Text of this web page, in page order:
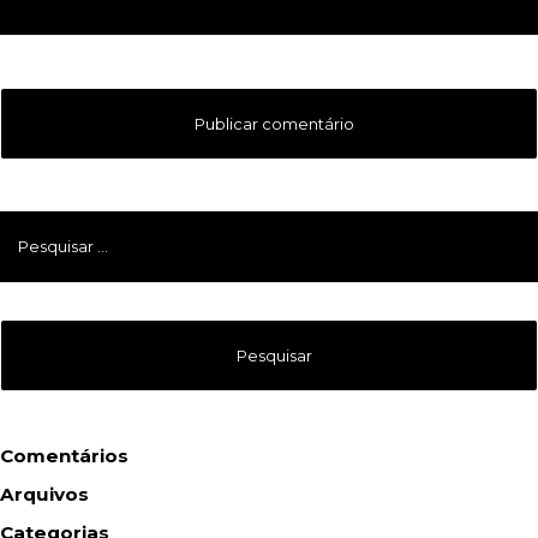
Pesquisar
Comentários
Arquivos
Categorias